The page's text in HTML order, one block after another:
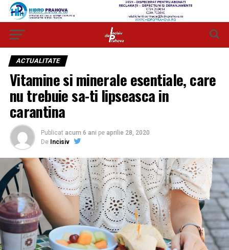
ACTUALITATE
Vitamine si minerale esentiale, care
nu trebuie sa-ti lipseasca in
carantina
Publicat acum 6 ani pe aprilie 28, 2020
De Incisiv